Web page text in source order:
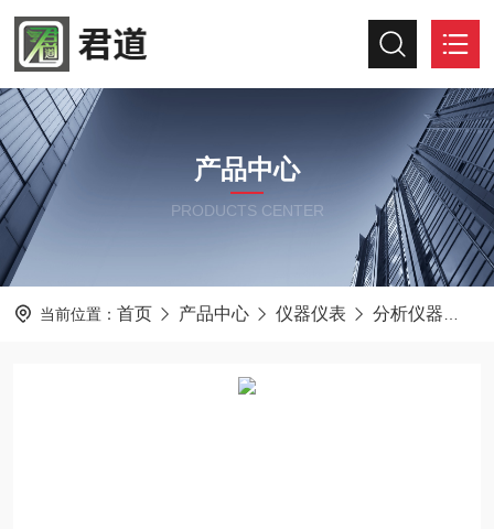
产品中心
PRODUCTS CENTER
当前位置： 首页 产品中心 仪器仪表 分析仪器